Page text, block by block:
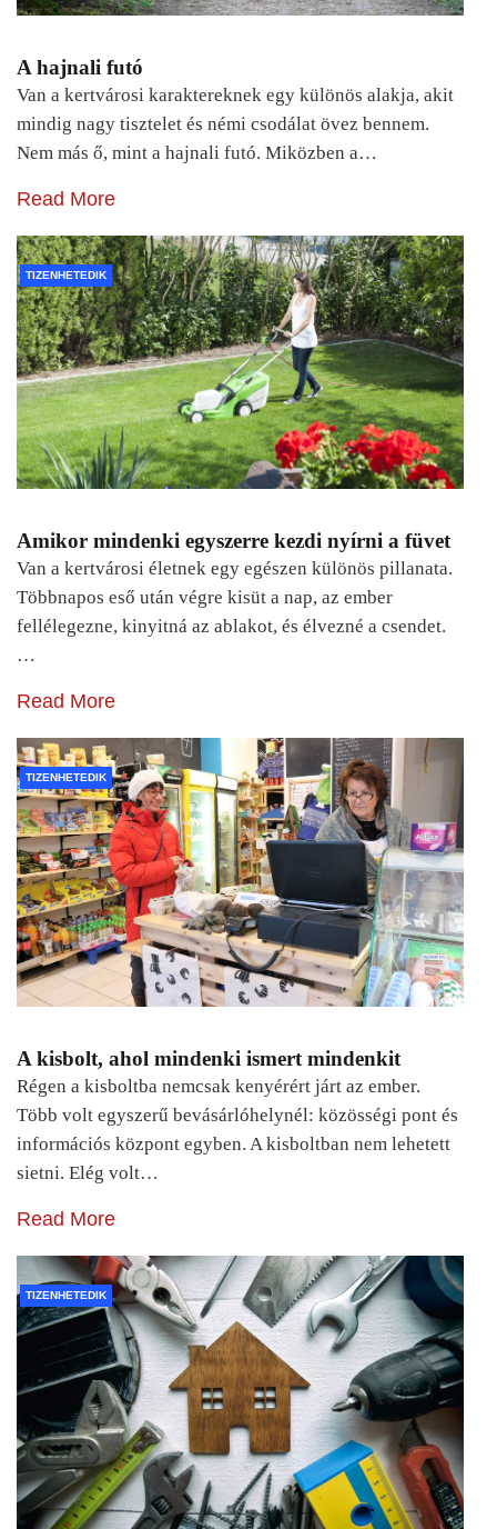
A hajnali futó
Van a kertvárosi karaktereknek egy különös alakja, akit
mindig nagy tisztelet és némi csodálat övez bennem.
Nem más ő, mint a hajnali futó. Miközben a…
Read More
TIZENHETEDIK
Amikor mindenki egyszerre kezdi nyírni a füvet
Van a kertvárosi életnek egy egészen különös pillanata.
Többnapos eső után végre kisüt a nap, az ember
fellélegezne, kinyitná az ablakot, és élvezné a csendet.
…
Read More
TIZENHETEDIK
A kisbolt, ahol mindenki ismert mindenkit
Régen a kisboltba nemcsak kenyérért járt az ember.
Több volt egyszerű bevásárlóhelynél: közösségi pont és
információs központ egyben. A kisboltban nem lehetett
sietni. Elég volt…
Read More
TIZENHETEDIK